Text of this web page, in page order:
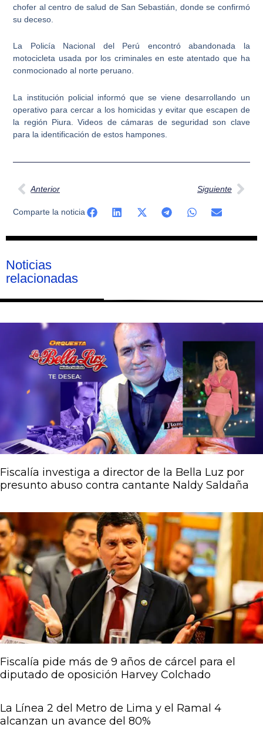
chofer al centro de salud de San Sebastián, donde se confirmó
su deceso.
La Policía Nacional del Perú encontró abandonada la
motocicleta usada por los criminales en este atentado que ha
conmocionado al norte peruano.
La institución policial informó que se viene desarrollando un
operativo para cercar a los homicidas y evitar que escapen de
la región Piura. Videos de cámaras de seguridad son clave
para la identificación de estos hampones.
Ant
Anterior Siguiente
Comparte la noticia
Noticias
relacionadas
Fiscalía investiga a director de la Bella Luz por
presunto abuso contra cantante Naldy Saldaña
Fiscalía pide más de 9 años de cárcel para el
diputado de oposición Harvey Colchado
La Línea 2 del Metro de Lima y el Ramal 4
alcanzan un avance del 80%
PáginaPágina
Página
Página
Página